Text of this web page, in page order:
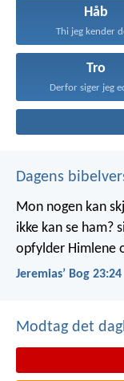
Håb
Thi jeg kender
Tro
Derfor siger jeg
Dagens
Mon nogen kan
ikke kan se ham?
opfylder Himlene
Jeremiasʼ Bog 23:24
Modtag det